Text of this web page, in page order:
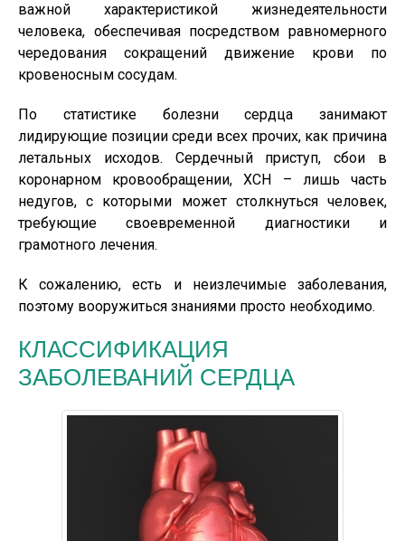
важной характеристикой жизнедеятельности
человека, обеспечивая посредством равномерного
чередования сокращений движение крови по
кровеносным сосудам.
По статистике болезни сердца занимают
лидирующие позиции среди всех прочих, как причина
летальных исходов. Сердечный приступ, сбои в
коронарном кровообращении, ХСН – лишь часть
недугов, с которыми может столкнуться человек,
требующие своевременной диагностики и
грамотного лечения.
К сожалению, есть и неизлечимые заболевания,
поэтому вооружиться знаниями просто необходимо.
КЛАССИФИКАЦИЯ
ЗАБОЛЕВАНИЙ СЕРДЦА